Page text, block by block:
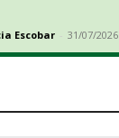
Escobar - 31/07/2026